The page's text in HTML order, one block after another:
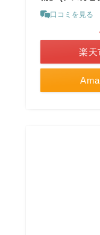
口コミを見る
楽天